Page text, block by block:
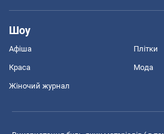
Шоу
Афіша Плітки
Краса Мода
Жіночий журнал